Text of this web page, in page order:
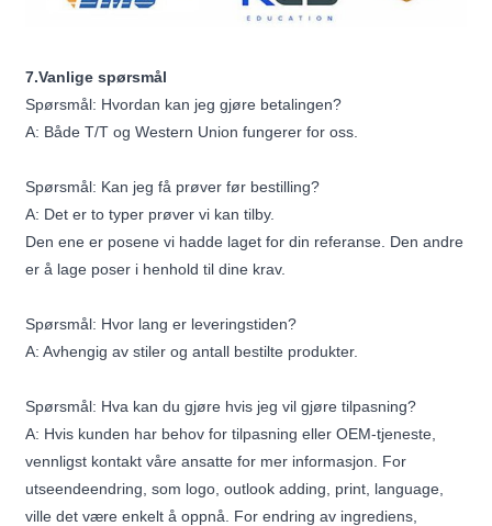
7.Vanlige spørsmål
Spørsmål: Hvordan kan jeg gjøre betalingen?
A: Både T/T og Western Union fungerer for oss.
Spørsmål: Kan jeg få prøver før bestilling?
A: Det er to typer prøver vi kan tilby.
Den ene er posene vi hadde laget for din referanse. Den andre
er å lage poser i henhold til dine krav.
Spørsmål: Hvor lang er leveringstiden?
A: Avhengig av stiler og antall bestilte produkter.
Spørsmål: Hva kan du gjøre hvis jeg vil gjøre tilpasning?
A: Hvis kunden har behov for tilpasning eller OEM-tjeneste,
vennligst kontakt våre ansatte for mer informasjon. For
utseendeendring, som logo, outlook adding, print, language,
ville det være enkelt å oppnå. For endring av ingrediens,